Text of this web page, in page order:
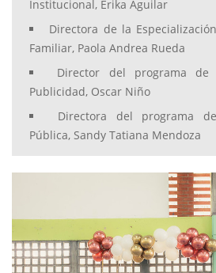
Institucional, Erika Aguilar
Directora de la
Familiar, Paola Andrea Rueda
Director del programa de
Publicidad, Oscar Niño
Directora del programa
Pública, Sandy Tatiana Mendoza